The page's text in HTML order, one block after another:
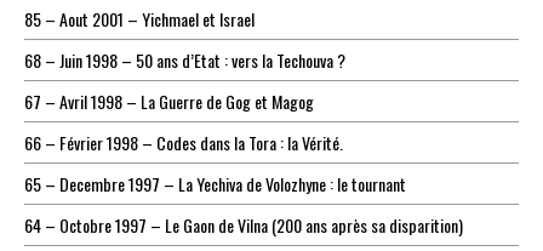
85 – Aout 2001 – Yichmael et Israel
68 – Juin 1998 – 50 ans d’Etat : vers la Techouva ?
67 – Avril 1998 – La Guerre de Gog et Magog
66 – Février 1998 – Codes dans la Tora : la Vérité.
65 – Decembre 1997 – La Yechiva de Volozhyne : le tournant
64 – Octobre 1997 – Le Gaon de Vilna (200 ans après sa disparition)